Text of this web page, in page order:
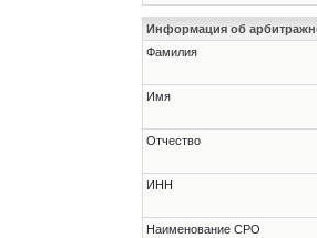
Информация об
Фамилия
Имя
Отчество
ИНН
Наименование СРО